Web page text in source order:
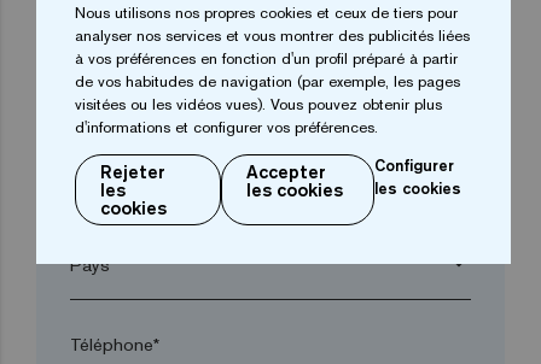
arrow_drop_down
Ville*
Code postal*
arrow_drop_down
Téléphone*
Nous utilisons nos propres cookies et ceux de tiers pour
analyser nos services et vous montrer des publicités liées
à vos préférences en fonction d'un profil préparé à partir
de vos habitudes de navigation (par exemple, les pages
visitées ou les vidéos vues). Vous pouvez obtenir plus
d'informations et configurer vos préférences.
Rejeter
les
cookies
Accepter
les cookies
Configurer
les cookies